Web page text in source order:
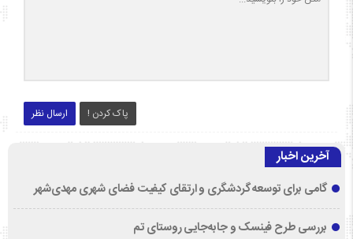
ارسال نظر پاک کردن !
آخرین اخبار
گامی برای توسعه گردشگری و ارتقای کیفیت فضای شهری مهدی‌شهر
بررسی طرح فینسک و جابه‌جایی روستای تم